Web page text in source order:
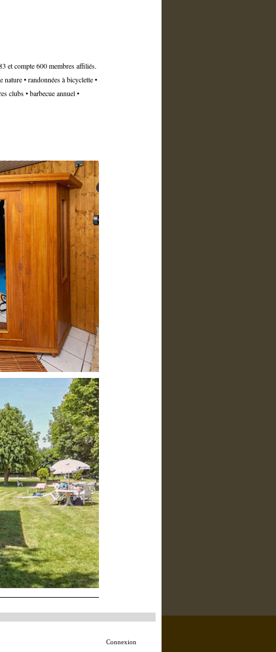
et compte 600 membres affiliés.
• randonnées à bicyclette •
clubs • barbecue annuel •
Connexion